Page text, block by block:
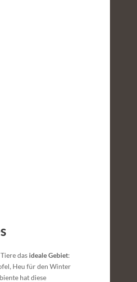
das ideale Gebiet:
Heu für den Winter
hat diese